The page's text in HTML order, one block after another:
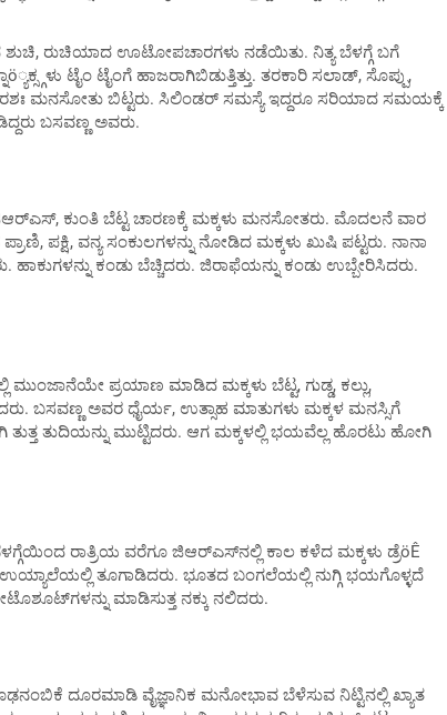
ಶುಚಿ, ರುಚಿಯಾದ ಊಟೋಪಚಾರಗಳು ನಡೆಯಿತು. ನಿತ್ಯ ಬೆಳಗ್ಗೆ ಬಗೆ
ಟೈಂ ಟೈಂಗೆ ಹಾಜರಾಗಿಬಿಡುತ್ತಿತ್ತು. ತರಕಾರಿ ಸಲಾಡ್, ಸೊಪ್ಪು,
ಮನಸೋತು ಬಿಟ್ಟರು. ಸಿಲಿಂಡರ್ ಸಮಸ್ಯೆ ಇದ್ದರೂ ಸರಿಯಾದ ಸಮಯಕ್ಕೆ
ಬಸವಣ್ಣ ಅವರು.
ಕುಂತಿ ಬೆಟ್ಟ ಚಾರಣಕ್ಕೆ ಮಕ್ಕಳು ಮನಸೋತರು. ಮೊದಲನೆ ವಾರ
ಪಕ್ಷಿ, ವನ್ಯ ಸಂಕುಲಗಳನ್ನು ನೋಡಿದ ಮಕ್ಕಳು ಖುಷಿ ಪಟ್ಟರು. ನಾನಾ
ಹಾಕುಗಳನ್ನು ಕಂಡು ಬೆಚ್ಚಿದರು. ಜಿರಾಫೆಯನ್ನು ಕಂಡು ಉಬ್ಬೇರಿಸಿದರು.
ಮುಂಜಾನೆಯೇ ಪ್ರಯಾಣ ಮಾಡಿದ ಮಕ್ಕಳು ಬೆಟ್ಟ, ಗುಡ್ಡ, ಕಲ್ಲು,
ಬಸವಣ್ಣ ಅವರ ಧೈರ್ಯ, ಉತ್ಸಾಹ ಮಾತುಗಳು ಮಕ್ಕಳ ಮನಸ್ಸಿಗೆ
ತುದಿಯನ್ನು ಮುಟ್ಟಿದರು. ಆಗ ಮಕ್ಕಳಲ್ಲಿ ಭಯವೆಲ್ಲ ಹೊರಟು ಹೋಗಿ
ರಾತ್ರಿಯ ವರೆಗೂ ಜಿಆರ್‌ಎಸ್‌ನಲ್ಲಿ ಕಾಲ ಕಳೆದ ಮಕ್ಕಳು ಡ್ರೆöÊ
ತೂಗಾಡಿದರು. ಭೂತದ ಬಂಗಲೆಯಲ್ಲಿ ನುಗ್ಗಿ ಭಯಗೊಳ್ಳದೆ
ಮಾಡಿಸುತ್ತ ನಕ್ಕು ನಲಿದರು.
ದೂರಮಾಡಿ ವೈಜ್ಞಾನಿಕ ಮನೋಭಾವ ಬೆಳೆಸುವ ನಿಟ್ಟಿನಲ್ಲಿ ಖ್ಯಾತ